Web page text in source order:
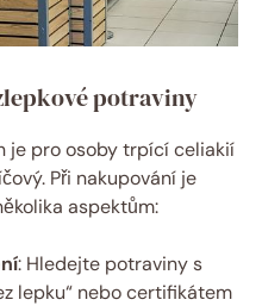
potraviny
je pro osoby trpící celiakií
Při nakupování je
aspektům:
: Hledejte potraviny s
lepku“ nebo certifikátem